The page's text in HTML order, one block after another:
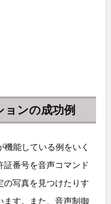
ンの成功例
能している例をいく
番号を音声コマンド
の写真を見つけたりす
ます。また、音声制御